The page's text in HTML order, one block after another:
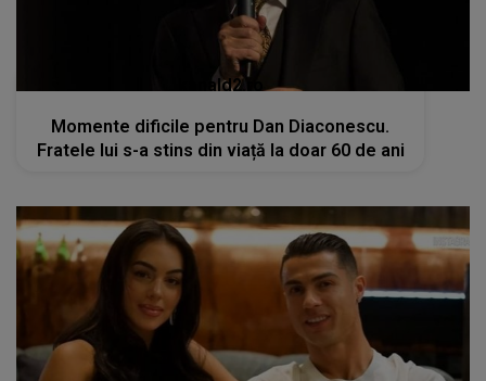
kanald2.ro
Momente dificile pentru Dan Diaconescu.
Fratele lui s-a stins din viață la doar 60 de ani